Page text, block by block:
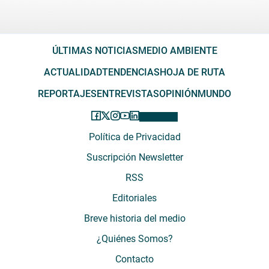
ÚLTIMAS NOTICIAS MEDIO AMBIENTE
ACTUALIDADTENDENCIAS HOJA DE RUTA
REPORTAJES ENTREVISTASOPINIÓN MUNDO
Política de Privacidad
Suscripción Newsletter
RSS
Editoriales
Breve historia del medio
¿Quiénes Somos?
Contacto